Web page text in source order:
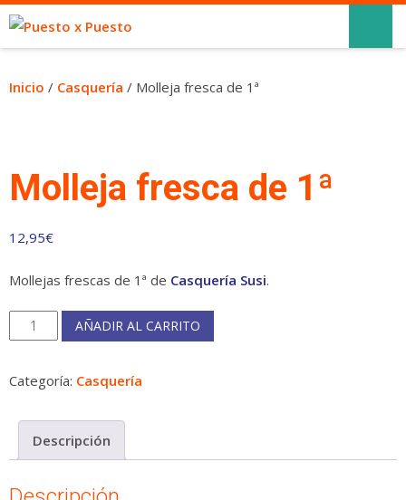
Inicio / Casquería / Molleja fresca de 1ª
Molleja fresca de 1ª
12,95€
Mollejas frescas de 1ª de Casquería Susi.
Molleja
fresca
cantidad
AÑADIR AL CARRITO
Categoría: Casquería
Descripción